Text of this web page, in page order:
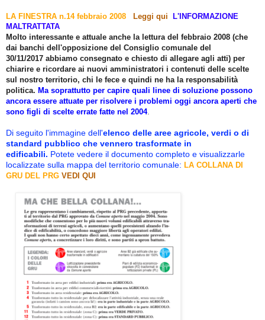
LA FINESTRA n.14 febbraio 2008 Leggi qui
L'INFORMAZIONE
MALTRATTATA
Molto interessante e attuale anche la lettura del febbraio 2008 (che
dai banchi dell'opposizione del Consiglio comunale del
30/11/2017 abbiamo consegnato e chiesto di allegare agli atti) per
chiarire e ricordare ai nuovi amministratori i contenuti delle scelte
sul nostro territorio, chi le fece e quindi ne ha la responsabilità
politica. Ma soprattutto per capire quali linee di soluzione possono
ancora essere attuate per risolvere i problemi oggi ancora aperti che
sono figli di scelte errate fatte nel 2004.
Di seguito l'immagine dell'elenco delle aree agricole, verdi o di
standard pubblico che vennero trasformate in
edificabili. Potete vedere il documento completo e visualizzarle
localizzate sulla mappa del territorio comunale: LA COLLANA DI
GRU DEL PRG VEDI QUI